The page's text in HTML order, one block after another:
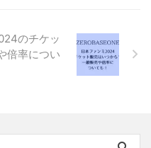
のチケッ
倍率につい